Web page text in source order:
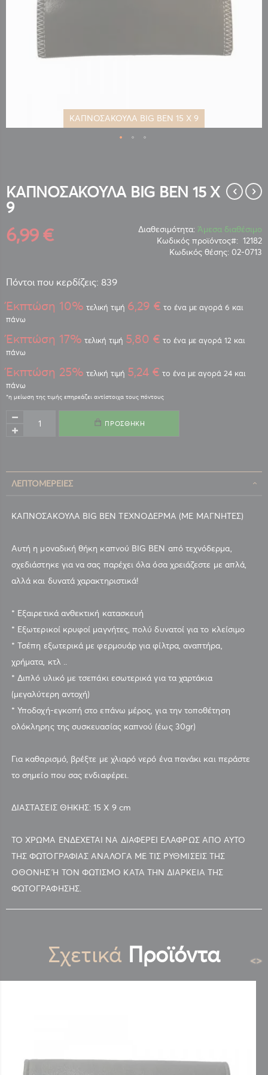
ΚΑΠΝΟΣΑΚΟΥΛΑ BIG BEN 15 Χ 9
της
συλλογής
εικόνων
ΚΑΠΝΟΣΑΚΟΥΛΑ BIG BEN 15 Χ
9
6,99 € Διαθεσιμότητα: Άμεσα διαθέσιμο
Κωδικός προϊόντος
12182
Κωδικός θέσης: 02-0713
Πόντοι που κερδίζεις: 839
Έκπτώση 10% τελική τιμή 6,29 € το ένα με αγορά 6 και
πάνω
Έκπτώση 17% τελική τιμή 5,80 € το ένα με αγορά 12 και
πάνω
Έκπτώση 25% τελική τιμή 5,24 € το ένα με αγορά 24 και
πάνω
ΠΡΟΣΘΉΚΗ
ΛΕΠΤΟΜΈΡΕΙΕΣ
ΚΑΠΝΟΣΑΚΟΥΛΑ BIG BEN ΤΕΧΝΟΔΕΡΜΑ (ΜΕ ΜΑΓΝΗΤΕΣ)
Αυτή η μοναδική θήκη καπνού BIG BEN από τεχνόδερμα,
σχεδιάστηκε για να σας παρέχει όλα όσα χρειάζεστε με απλά,
αλλά και δυνατά χαρακτηριστικά!
* Εξαιρετικά ανθεκτική κατασκευή
* Εξωτερικοί κρυφοί μαγνήτες, πολύ δυνατοί για το κλείσιμο
* Τσέπη εξωτερικά με φερμουάρ για φίλτρα, αναπτήρα,
χρήματα, κτλ ..
* Διπλό υλικό με τσεπάκι εσωτερικά για τα χαρτάκια
(μεγαλύτερη αντοχή)
* Υποδοχή-εγκοπή στο επάνω μέρος, για την τοποθέτηση
ολόκληρης της συσκευασίας καπνού (έως 30gr)
Για καθαρισμό, βρέξτε με χλιαρό νερό ένα πανάκι και περάστε
το σημείο που σας ενδιαφέρει.
ΔΙΑΣΤΑΣΕΙΣ ΘΗΚΗΣ: 15 Χ 9 cm
ΤΟ ΧΡΩΜΑ ΕΝΔΕΧΕΤΑΙ ΝΑ ΔΙΑΦΕΡΕΙ ΕΛΑΦΡΩΣ ΑΠΟ ΑΥΤΟ
ΤΗΣ ΦΩΤΟΓΡΑΦΙΑΣ ΑΝΑΛΟΓΑ ΜΕ ΤΙΣ ΡΥΘΜΙΣΕΙΣ ΤΗΣ
ΟΘΟΝΗΣ Ή ΤΟΝ ΦΩΤΙΣΜΟ ΚΑΤΑ ΤΗΝ ΔΙΑΡΚΕΙΑ ΤΗΣ
ΦΩΤOΓΡΑΦΗΣΗΣ.
Σχετικά Προϊόντα <>